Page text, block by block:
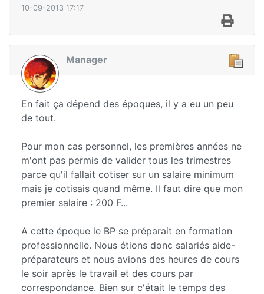
10-09-2013 17:17
Manager
En fait ça dépend des époques, il y a eu un peu
de tout.
Pour mon cas personnel, les premières années ne
m'ont pas permis de valider tous les trimestres
parce qu'il fallait cotiser sur un salaire minimum
mais je cotisais quand même. Il faut dire que mon
premier salaire : 200 F...
A cette époque le BP se préparait en formation
professionnelle. Nous étions donc salariés aide-
préparateurs et nous avions des heures de cours
le soir après le travail et des cours par
correspondance. Bien sur c'était le temps des